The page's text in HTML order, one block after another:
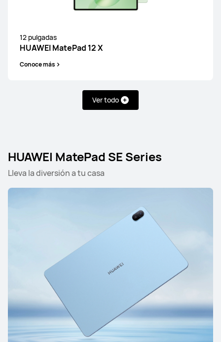
12 pulgadas
HUAWEI MatePad 12 X
Conoce más
Ver todo
HUAWEI MatePad SE Series
Lleva la diversión a tu casa
HUAWEI MatePad Pro
HUAWEI MatePad Series
HUAWEI MatePad 12 X
HUAWEI MatePad SE Series
11 pulgadas
HUAWEI MatePad SE
Conoce más